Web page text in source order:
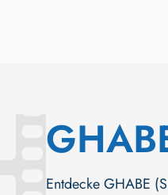
Entdecke GHABE